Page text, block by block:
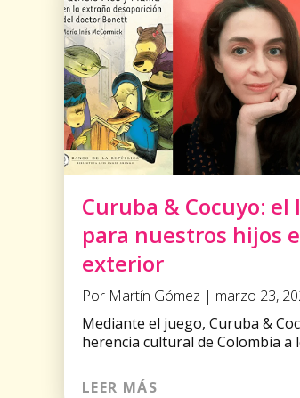
Curuba & Cocuyo: el
para nuestros hijos
exterior
Por Martín Gómez | marzo 23,
Mediante el juego, Curuba &
herencia cultural de Colombia a
LEER MÁS